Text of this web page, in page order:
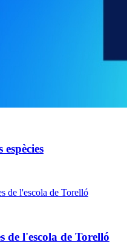
de l'escola de Torelló